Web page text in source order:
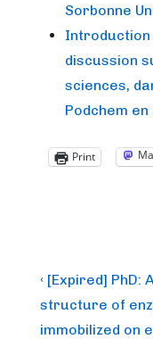
Sorbonne
Introduction
discussion
sciences,
Podchem
Print
Post
Previous
Post
is
‹ [Expired] PhD:
structure of
immobilized on